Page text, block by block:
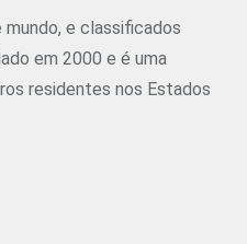
mundo, e classificados
em 2000 e é uma
residentes nos Estados